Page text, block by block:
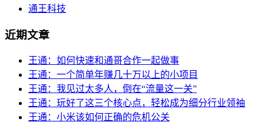
通王科技
近期文章
王通：如何快速和通哥合作一起做事
王通：一个简单年赚几十万以上的小项目
王通：我见过太多人，倒在“流量这一关”
王通：玩好了这三个核心点，轻松成为细分行业领袖
王通：小米该如何正确的危机公关